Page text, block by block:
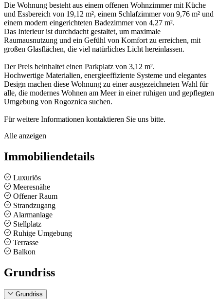
Die Wohnung besteht aus einem offenen Wohnzimmer mit Küche
und Essbereich von 19,12 m², einem Schlafzimmer von 9,76 m² und
einem modern eingerichteten Badezimmer von 4,27 m².
Das Interieur ist durchdacht gestaltet, um maximale
Raumausnutzung und ein Gefühl von Komfort zu erreichen, mit
großen Glasflächen, die viel natürliches Licht hereinlassen.
Der Preis beinhaltet einen Parkplatz von 3,12 m².
Hochwertige Materialien, energieeffiziente Systeme und elegantes
Design machen diese Wohnung zu einer ausgezeichneten Wahl für
alle, die modernes Wohnen am Meer in einer ruhigen und gepflegten
Umgebung von Rogoznica suchen.
Für weitere Informationen kontaktieren Sie uns bitte.
Alle anzeigen
Immobiliendetails
Luxuriös
Meeresnähe
Offener Raum
Strandzugang
Alarmanlage
Stellplatz
Ruhige Umgebung
Terrasse
Balkon
Grundriss
Grundriss